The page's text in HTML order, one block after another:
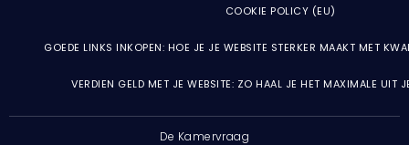
COOKIE POLICY (EU)
GOEDE LINKS INKOPEN: HOE JE JE WEBSITE STERKER MAAKT MET
VERDIEN GELD MET JE WEBSITE: ZO HAAL JE HET MAXIMALE UIT
De Kamervraag